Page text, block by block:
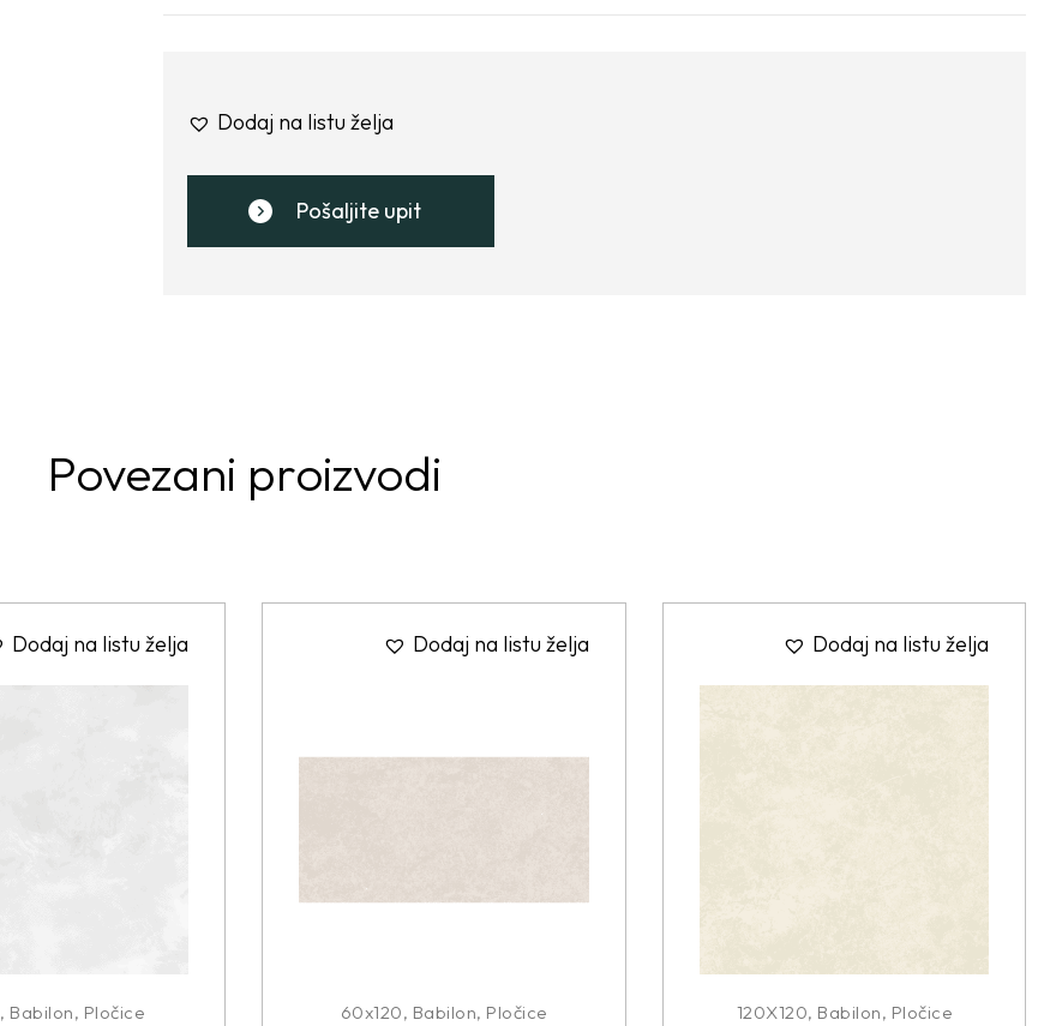
Dodaj na listu želja
Pošaljite upit
Povezani proizvodi
Dodaj na listu želja
, Babilon, Pločice
Dodaj na listu želja
60x120, Babilon, Pločice
Dodaj na listu želja
120X120, Babilon, Pločice